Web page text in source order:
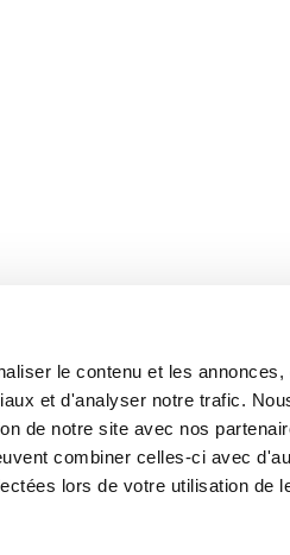
le contenu et les annonces,
et d'analyser notre trafic.
de notre site avec nos
combiner celles-ci avec
lors de votre utilisation de